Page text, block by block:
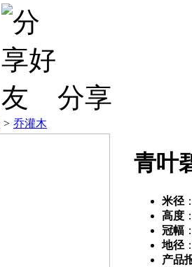
分享
> 乔灌木
青叶
米径
高度
冠幅
地径
产品